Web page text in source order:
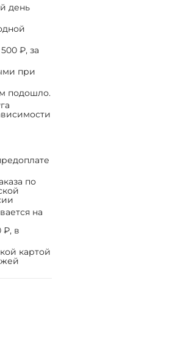
день
₽, за
при
подошло.
по
на
₽, в
картой